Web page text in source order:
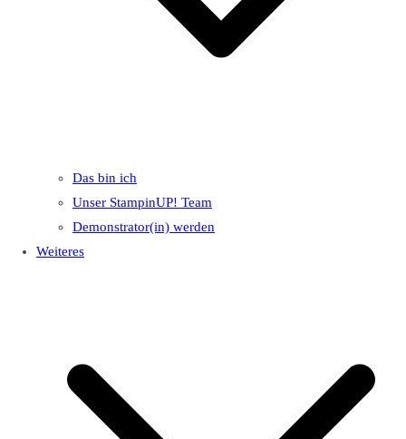
Das bin ich
Unser StampinUP! Team
Demonstrator(in) werden
Weiteres